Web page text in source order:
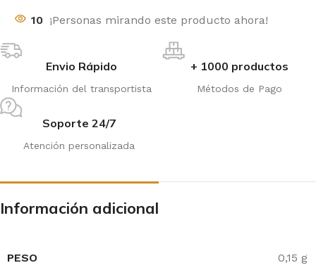
10 ¡Personas mirando este producto ahora!
Envio Rápido
Información del transportista
+ 1000 productos
Métodos de Pago
Soporte 24/7
Atención personalizada
Información adicional
PESO 0,15 g